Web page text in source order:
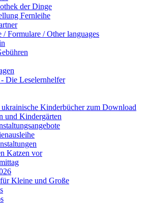
der Dinge
Fernleihe
/ Formulare / Other languages
Die Leselernhelfer
ukrainische Kinderbücher zum Download
und Kindergärten
Katzen vor
Kleine und Große